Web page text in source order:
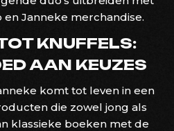
en Janneke merchandise.
KNUFFELS:
AAN KEUZES
komt tot leven in een
die zowel jong als
klassieke boeken met de